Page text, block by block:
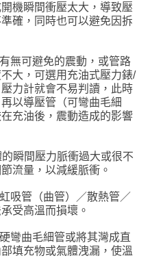
機瞬間衝壓太大，導致壓
確，同時也可以避免因拆
無可避免的震動，或管路
大，可選用充油式壓力錶/
力計就會不易判讀，此時
以導壓管（可彎曲毛細
充油後，震動造成的影響
瞬間壓力脈衝過大或很不
流量，以減緩脈衝。
吸管（曲管）／散熱管／
受高溫而損壞。
彎曲毛細管或將其灣成直
填充物或氣體洩漏，使溫